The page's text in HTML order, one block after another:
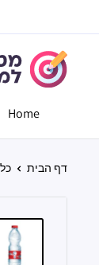
לתוכן
מטרה
למשרד
Home
דף הבית